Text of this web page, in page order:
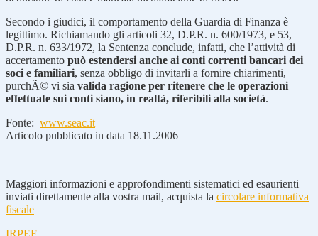
Secondo i giudici, il comportamento della Guardia di Finanza è
legittimo. Richiamando gli articoli 32, D.P.R. n. 600/1973, e 53,
D.P.R. n. 633/1972, la Sentenza conclude, infatti, che l’attività di
accertamento può estendersi anche ai conti correnti bancari dei
soci e familiari, senza obbligo di invitarli a fornire chiarimenti,
purchÃ© vi sia valida ragione per ritenere che le operazioni
effettuate sui conti siano, in realtà, riferibili alla società.
Fonte: www.seac.it
Articolo pubblicato in data 18.11.2006
Maggiori informazioni e approfondimenti sistematici ed esaurienti
inviati direttamente alla vostra mail, acquista la circolare informativa
fiscale
IRPEF